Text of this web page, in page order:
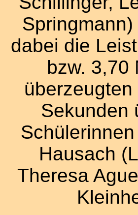
dabei die
bzw. 3,70
Sekunden
Hausach
Theresa